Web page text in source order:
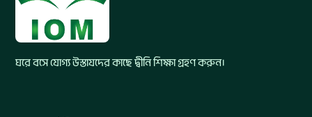
ঘরে বসে যোগ্য উস্তাযদের কাছে দ্বীনি শিক্ষা গ্রহণ করুন।